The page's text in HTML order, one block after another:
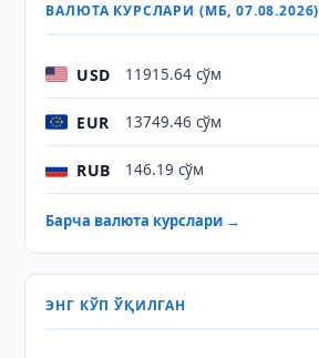
ВАЛЮТА КУРСЛАРИ (МБ, 07.08.2026)
USD 11915.64 сўм
EUR 13749.46 сўм
RUB 146.19 сўм
Барча валюта курслари →
ЭНГ КЎП ЎҚИЛГАН